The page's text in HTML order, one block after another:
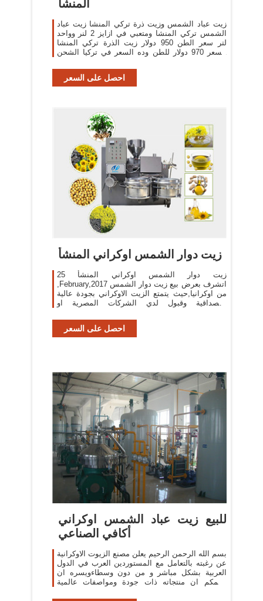
المنشا
زيت عباد الشمس وزيت ذرة تركي المنشا زيت عباد
الشمس تركي المنشا ومتعبي في ازايز 2 لنر وواحد
لتر سعر الطن 950 دولار زيت الذرة تركي المنشا
السعر 970 دولار للطن وده السعر في تركيا الشحن
احصل على السعر
زيت دوار الشمس اوكراني المنشأ
زيت دوار الشمس اوكراني المنشأ 25
,February,2017 اتشرف بعرض بيع زيت دوار الشمس
من اوكرانيا,حيث يتمتع الزيت الاوكراني بجودة عالية
ومصداقية وقبول لدي الشركات المصرية او
احصل على السعر
للبيع زيت عباد الشمس اوكراني
أكافي الصناعي
بسم الله الرحمن الرحيم يعلن مصنع الزيوت الاوكرانية
عن رغبته بالتعامل مع المستوردين العرب في الدول
العربية بشكل مباشر و من دون وسطاءويسره ان
يعلمكم ان منتجاته ذات جودة ومواصفات عالمية